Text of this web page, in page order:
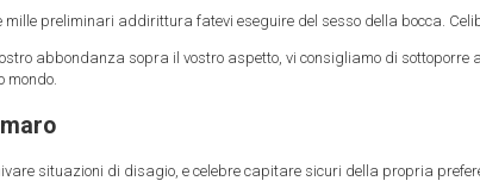
mille preliminari addirittura fatevi eseguire del sesso della bocca.
abbondanza sopra il vostro aspetto, vi consigliamo di
mondo.
situazioni di disagio, e celebre capitare sicuri della propria